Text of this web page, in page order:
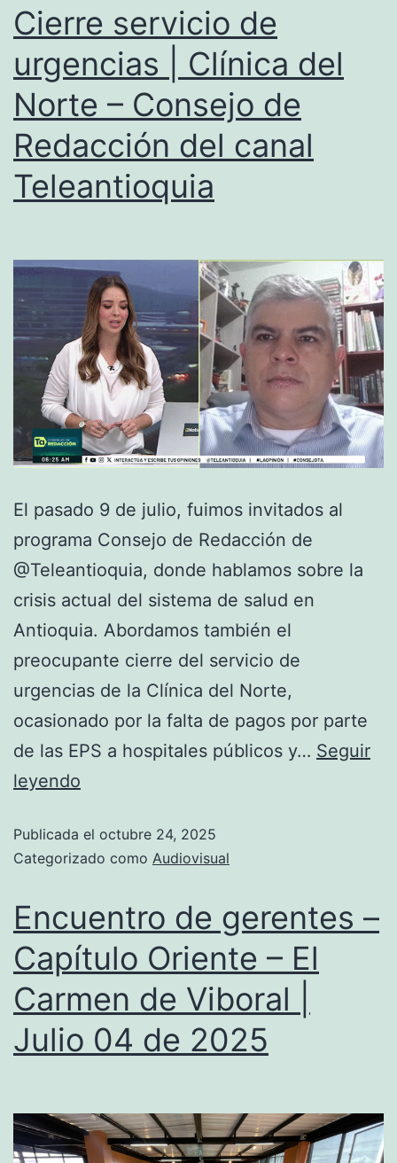
Cierre servicio de
urgencias | Clínica del
Norte – Consejo de
Redacción del canal
Teleantioquia
El pasado 9 de julio, fuimos invitados al
programa Consejo de Redacción de
@Teleantioquia, donde hablamos sobre la
crisis actual del sistema de salud en
Antioquia. Abordamos también el
preocupante cierre del servicio de
urgencias de la Clínica del Norte,
ocasionado por la falta de pagos por parte
de las EPS a hospitales públicos y… Seguir
leyendo
Publicada el octubre 24, 2025
Categorizado como Audiovisual
Encuentro de gerentes –
Capítulo Oriente – El
Carmen de Viboral |
Julio 04 de 2025